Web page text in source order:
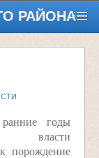
РАЙОНА
годы
власти
порождение